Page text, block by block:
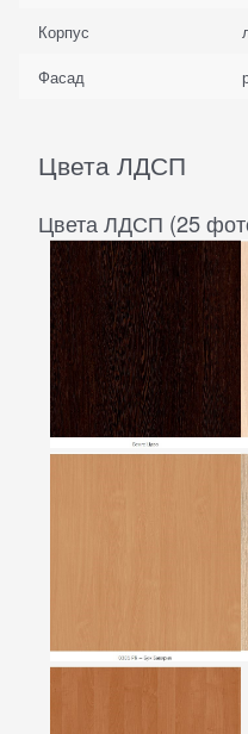
Корпус
Фасад
Цвета ЛДСП
Цвета ЛДСП (25